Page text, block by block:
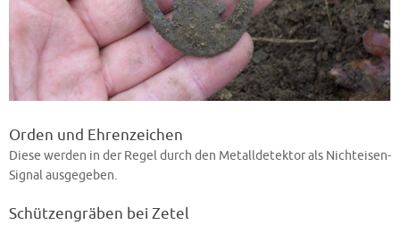
Orden und Ehrenzeichen
Diese werden in der Regel durch den Metalldetektor als Nichteisen-
Signal ausgegeben.
Schützengräben bei Zetel